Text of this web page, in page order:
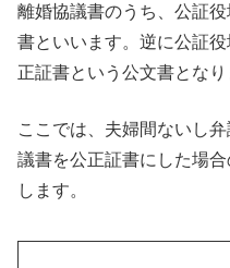
離婚協議書のうち、公証
書といいます。逆に公証
正証書という公文書となり
ここでは、夫婦間ないし
議書を公正証書にした場
します。